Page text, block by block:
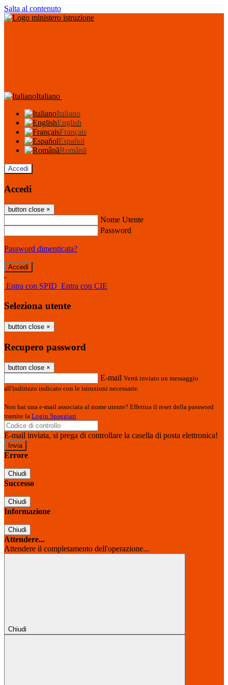
Salta al contenuto
Italiano
Italiano
English
Français
Español
Română
Accedi
Accedi
button close ×
Nome Utente
Password
Password dimenticata?
-
Entra con SPID Entra con CIE
Seleziona utente
button close ×
Recupero password
button close ×
E-mail Verrà inviato un messaggio
all'indirizzo indicato con le istruzioni necessarie.
Non hai una e-mail associata al nome utente? Effettua il reset della password
tramite la Login Spaggiari
E-mail inviata, si prega di controllare la casella di posta elettronica!
Errore
Chiudi
Successo
Chiudi
Informazione
Chiudi
Attendere...
Attendere il completamento dell'operazione...
Chiudi